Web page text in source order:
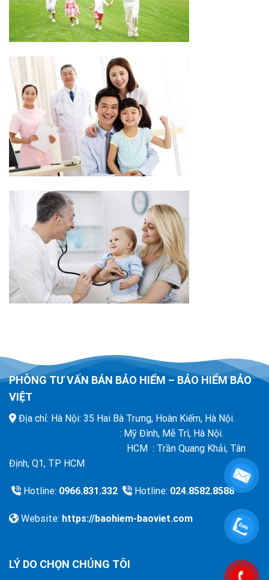
PHÒNG TƯ VẤN BÁN BẢO HIỂM – BẢO HIỂM BẢO
VIỆT
Địa chỉ: Hà Nội: 35 Hai Bà Trưng, Hoàn Kiếm, Hà Nội.
: Mỹ Đình, Mễ Trì, Hà Nội.
HCM : Trần Quang Khải, Tân
Định, Q1, TP HCM
Hotline: 0966.831.332 Hotline: 024.8582.8588
Website: https://baohiem-baoviet.com
LÝ DO CHỌN CHÚNG TÔI